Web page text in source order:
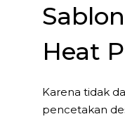
Heat
Karena tidak
pencetakan